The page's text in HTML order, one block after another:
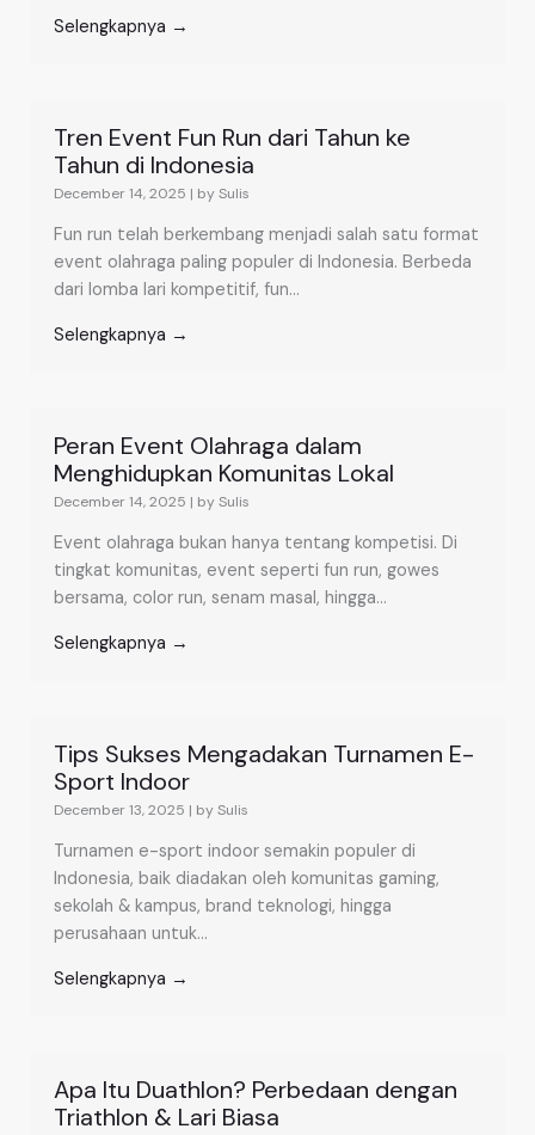
Selengkapnya →
Tren Event Fun Run dari Tahun ke
Tahun di Indonesia
December 14, 2025 | by Sulis
Fun run telah berkembang menjadi salah satu format
event olahraga paling populer di Indonesia. Berbeda
dari lomba lari kompetitif, fun...
Selengkapnya →
Peran Event Olahraga dalam
Menghidupkan Komunitas Lokal
December 14, 2025 | by Sulis
Event olahraga bukan hanya tentang kompetisi. Di
tingkat komunitas, event seperti fun run, gowes
bersama, color run, senam masal, hingga...
Selengkapnya →
Tips Sukses Mengadakan Turnamen E-
Sport Indoor
December 13, 2025 | by Sulis
Turnamen e-sport indoor semakin populer di
Indonesia, baik diadakan oleh komunitas gaming,
sekolah & kampus, brand teknologi, hingga
perusahaan untuk...
Selengkapnya →
Apa Itu Duathlon? Perbedaan dengan
Triathlon & Lari Biasa